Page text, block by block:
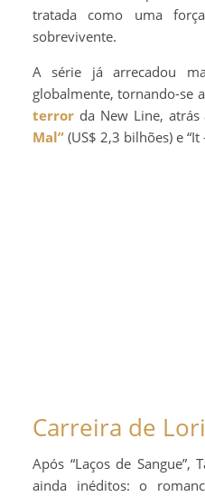
tratada como uma
sobrevivente.
A série já arrecadou
globalmente, tornando-se
terror da New Line,
Mal” (US$ 2,3 bilhões) e “It
Carreira de
Após “Laços de Sangue”,
ainda inéditos: o